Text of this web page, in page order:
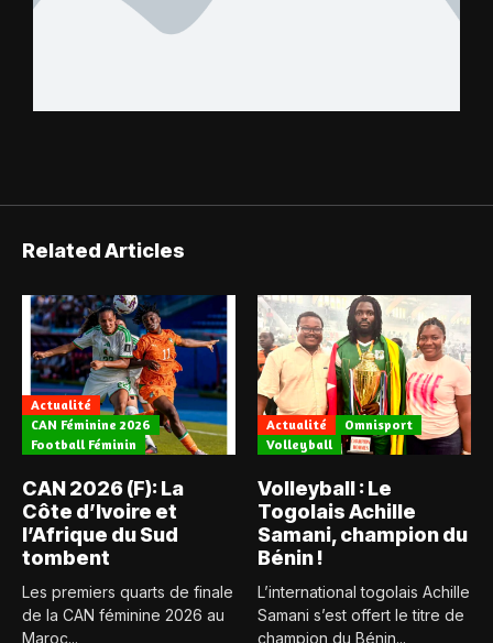
Related Articles
Actualité
CAN Féminine 2026
Football Féminin
CAN 2026 (F): La
Côte d’Ivoire et
l’Afrique du Sud
tombent
Les premiers quarts de finale
de la CAN féminine 2026 au
Maroc...
Actualité
Omnisport
Volleyball
Volleyball : Le
Togolais Achille
Samani, champion du
Bénin !
L’international togolais Achille
Samani s’est offert le titre de
champion du Bénin...